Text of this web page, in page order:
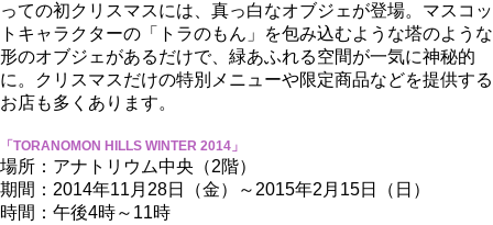
っての初クリスマスには、真っ白なオブジェが登場。マスコッ
トキャラクターの「トラのもん」を包み込むような塔のような
形のオブジェがあるだけで、緑あふれる空間が一気に神秘的
に。クリスマスだけの特別メニューや限定商品などを提供する
お店も多くあります。
「TORANOMON HILLS WINTER 2014」
場所：アナトリウム中央（2階）
期間：2014年11月28日（金）～2015年2月15日（日）
時間：午後4時～11時